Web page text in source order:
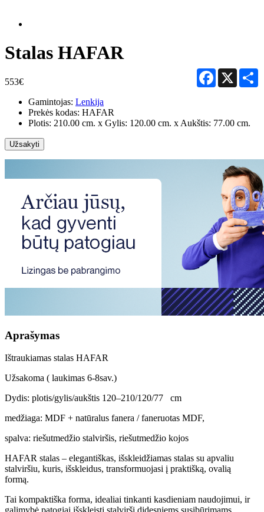
Stalas HAFAR
553€
Facebook
X
Gamintojas: Lenkija
Prekės kodas: HAFAR
Plotis: 210.00 cm. x Gylis: 120.00 cm. x Aukštis: 77.00 cm.
Užsakyti
Aprašymas
Ištraukiamas stalas HAFAR
Užsakoma ( laukimas 6-8sav.)
Dydis: plotis/gylis/aukštis 120–210/120/77 cm
medžiaga: MDF + natūralus fanera / faneruotas MDF,
spalva: riešutmedžio stalviršis, riešutmedžio kojos
HAFAR stalas – elegantiškas, išskleidžiamas stalas su apvaliu
stalviršiu, kuris, išskleidus, transformuojasi į praktišką, ovalią
formą.
Tai kompaktiška forma, idealiai tinkanti kasdieniam naudojimui, ir